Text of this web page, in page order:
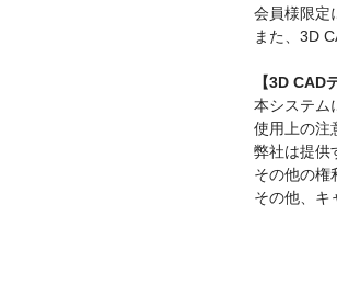
会員様限定
また、3D
【3D CAD
本システム
使用上の注
弊社は提供
その他の権
その他、キ